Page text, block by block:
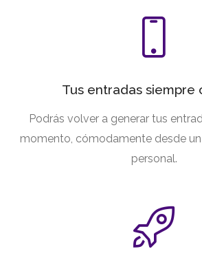
Tus entradas siempre
Podrás volver a generar tus
momento, cómodamente desde
personal.